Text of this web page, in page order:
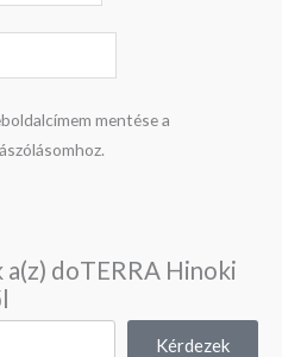
mentése a
a(z) doTERRA Hinoki
Kérdezek